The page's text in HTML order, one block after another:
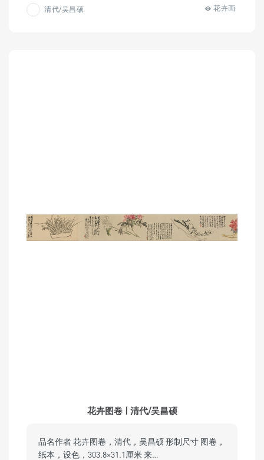
清代/吴昌硕 花卉画
花卉图卷 | 清代/吴昌硕
品名作者 花卉图卷，清代，吴昌硕 形制尺寸 图卷，
纸本，设色，303.8×31.1厘米 来…